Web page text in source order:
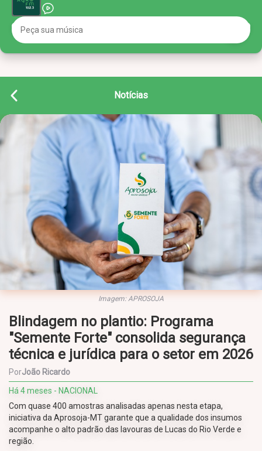
Notícias
Imagem: APROSOJA
Blindagem no plantio: Programa
"Semente Forte" consolida segurança
técnica e jurídica para o setor em 2026
PorJoão Ricardo
Há 4 meses - NACIONAL
Com quase 400 amostras analisadas apenas nesta etapa,
iniciativa da Aprosoja-MT garante que a qualidade dos insumos
acompanhe o alto padrão das lavouras de Lucas do Rio Verde e
região.